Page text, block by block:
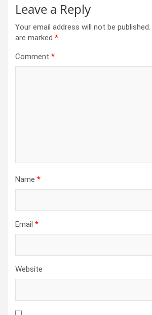
Leave a Reply
Your email address will not be published.
are marked *
Comment *
Name *
Email *
Website